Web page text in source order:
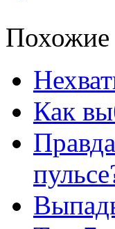
Похожие
Как